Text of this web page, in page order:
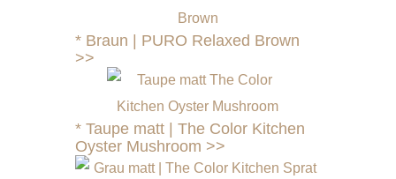
* Braun | PURO Relaxed Brown
>>
*Taupe matt | The Color Kitchen
Oyster Mushroom >>